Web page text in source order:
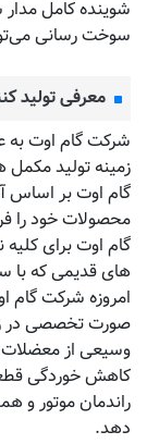
شوینده کامل
سوخت رسانی
معرفی تولید
شرکت گام اوت به
زمینه تولید
گام اوت بر اساس
محصولات خود را
گام اوت برای
های قدیمی که با
امروزه شرکت گام
صورت تخصصی در
وسیعی از معضلات
کاهش خوردگی
راندمان موتور و
دهد.